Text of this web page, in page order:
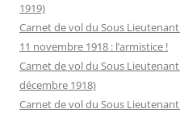
1919)
Carnet de vol du Sous
11 novembre 1918 : l’armistice !
Carnet de vol du Sous
décembre 1918)
Carnet de vol du Sous